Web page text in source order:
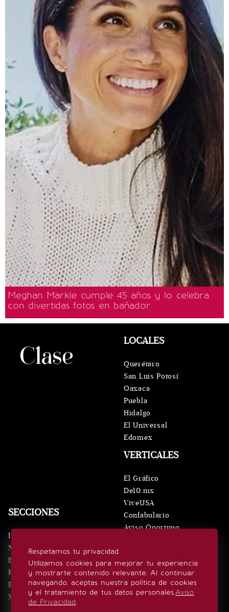
Meghan Markle cumple 45 años y lo celebra
con divertidas fotos en bañador
Respetamos tu privacidad
Utilizamos cookies para mejorar tu experiencia
y mostrarte contenido relevante. Al continuar
navegando, aceptas nuestra política de cookies
y el tratamiento de tus datos personales.Aviso
de Privacidad.
SECCIONES
Inicio
Noticias
Eventos
Realeza
Estilo de vida
Minuto x Minuto
VERTICALES
El Gráfico
De10.mx
ViveUSA
Confabulario
Aviso Oportuno
LOCALES
Querétaro
San Luis Potosí
Oaxaca
Puebla
Hidalgo
El Universal
Edomex
SÍGUENOS